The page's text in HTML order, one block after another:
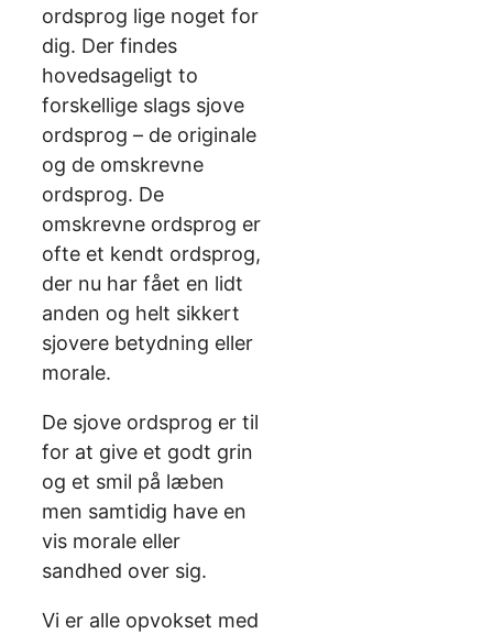
ordsprog lige noget for
dig. Der findes
hovedsageligt to
forskellige slags sjove
ordsprog – de originale
og de omskrevne
ordsprog. De
omskrevne ordsprog er
ofte et kendt ordsprog,
der nu har fået en lidt
anden og helt sikkert
sjovere betydning eller
morale.
De sjove ordsprog er til
for at give et godt grin
og et smil på læben
men samtidig have en
vis morale eller
sandhed over sig.
Vi er alle opvokset med